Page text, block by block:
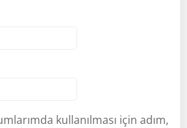
kullanılması için adım,